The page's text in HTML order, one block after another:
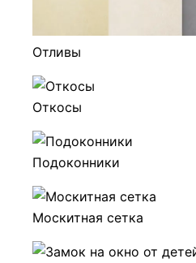
Отливы
Откосы
Подоконники
Москитная сетка